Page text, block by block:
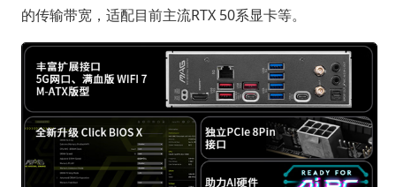
的传输带宽，适配目前主流RTX 50系显卡等。